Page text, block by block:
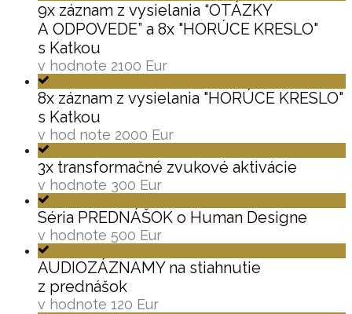
9x záznam z vysielania “OTÁZKY
A ODPOVEDE” a 8x "HORÚCE KRESLO"
s Katkou
v hodnote 2100 Eur
8x záznam z vysielania "HORÚCE KRESLO"
s Katkou
v hod note 2000 Eur
3x transformačné zvukové aktivácie
v hodnote 300 Eur
Séria PREDNÁŠOK o Human Designe
v hodnote 500 Eur
AUDIOZÁZNAMY na stiahnutie
z prednášok
v hodnote 120 Eur